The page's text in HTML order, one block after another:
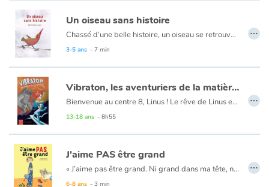
Un oiseau sans histoire
Chassé d’une belle histoire, un oiseau se retrouve seul dans la neige. Que faire ? Chercher à manger, faire du bruit et des glissades, et trouver quelqu’un à qui raconter tout cela. Mais est-ce si important d’avoir une histoire ? Tous les flocons qui se mettent à tomber ont-ils une histoire ? D’ailleurs, quand on les écoute, on n’entend que le silence. Que c’est beau le silence...
3-5 ans - 7 min
…
Vibraton, les aventuriers de la matière noire
Bienvenue au centre 8, Linus ! Le rêve de Linus est devenu réalité. Une rencontre inattendue, une saut extraordinaire à travers la galaxie, et le voici élève de la plus prestigieuse académie de physique intergaclactique : le Centre 8 ! Un homme énigmatique et rondouillard vient chercher Linus à l’orphelinat Sainte-Marie. Ce garçon d’une douzaine d’années, est un petit génie des sciences. L’homme ne l’adopte pas, non, mais l’emmène à l’Académie des jeunes physiciens. Le rêve de Linus. Cependant, l’apprentissage n’est pas de tout repos. Les élèves sont attaqués par des Robotics qui cherchent à voler un objet caché au sein de l’Académie. D’évidence, un espion aide l’ennemi dans cette tâche, mais de qui s’agit-il ?
13-18 ans - 8h55
…
J'aime PAS être grand
« J’aime pas être grand. Ni grand dans ma tête, ni en centimètres. Sauf que zut de flûte, je suis un vrai géant ! » À sept ans, Nolan est une véritable asperge. Résultat, pas le droit de pleurnicher ni d’avoir peur sans entendre : « Allons, tu es un grand maintenant. »
6-8 ans - 3 min
…